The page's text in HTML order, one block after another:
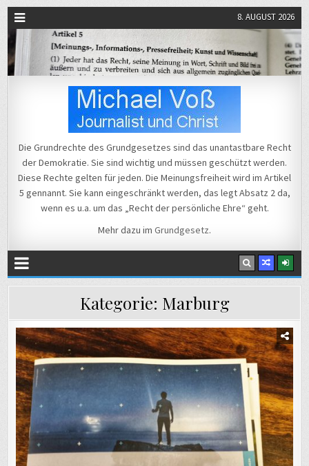
8. AUGUST 2026
Michael Voß
Die Grundrechte des Grundgesetzes sind das unantastbare Recht
der Demokratie. Sie sind wichtig und müssen geschützt werden.
Diese Rechte gelten für jeden. Die Meinungsfreiheit wird im Artikel
5 gennannt. Sie kann eingeschränkt werden, das legt Absatz 2 da,
wenn es u.a. um das „Recht der persönliche Ehre“ geht.
Mehr dazu im Grundgesetz.
Kategorie: Marburg